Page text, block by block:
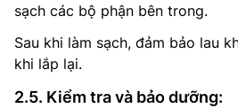
sạch các bộ phận bên trong.
Sau khi làm sạch, đảm bảo lau
khi lắp lại.
2.5. Kiểm tra và bảo dưỡng: